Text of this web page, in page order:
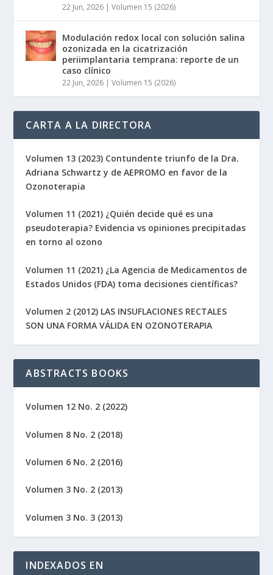
22 Jun, 2026 |Volumen 15 (2026)
Modulación redox local con solución salina
ozonizada en la cicatrización
periimplantaria temprana: reporte de un
caso clínico
22 Jun, 2026 |Volumen 15 (2026)
CARTA A LA DIRECTORA
Volumen 13 (2023) Contundente triunfo de la Dra.
Adriana Schwartz y de AEPROMO en favor de la
Ozonoterapia
Volumen 11 (2021) ¿Quién decide qué es una
pseudoterapia? Evidencia vs opiniones precipitadas
en torno al ozono
Volumen 11 (2021) ¿La Agencia de Medicamentos de
Estados Unidos (FDA) toma decisiones científicas?
Volumen 2 (2012) LAS INSUFLACIONES RECTALES
SON UNA FORMA VÁLIDA EN OZONOTERAPIA
ABSTRACTS BOOKS
Volumen 12 No. 2 (2022)
Volumen 8 No. 2 (2018)
Volumen 6 No. 2 (2016)
Volumen 3 No. 2 (2013)
Volumen 3 No. 3 (2013)
INDEXADOS EN